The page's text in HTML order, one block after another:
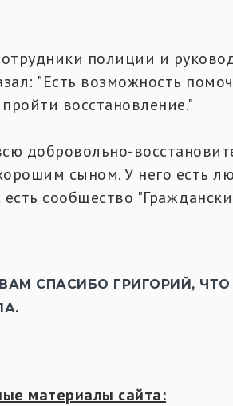
полиции и
"Есть возможность
восстановление."
добровольно-
сыном. У него есть
сообщество
СПАСИБО ГРИГОРИЙ,
материалы сайта: